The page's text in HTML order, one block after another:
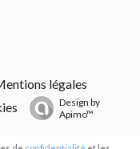
légales
Design by
Apimo™